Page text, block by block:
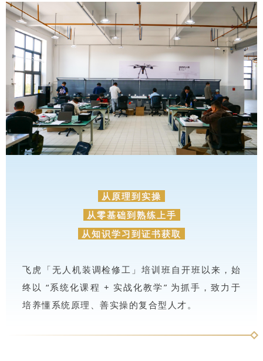
t
i
o
n
从原理到实操
从零基础到熟练上手
从知识学习到证书获取
飞虎 「无人机装调检修工」培训班 自开班以来，始
终以 “系统化课程 + 实战化教学” 为抓手，致力于
培养懂系统原理、善实操的复合型人才。